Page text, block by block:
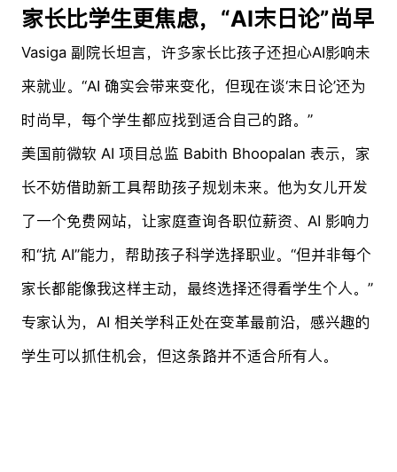
家长比学生更焦虑，“AI末日论”尚早
Vasiga 副院长坦言，许多家长比孩子还担心AI影响未
来就业。“AI 确实会带来变化，但现在谈‘末日论’还为
时尚早，每个学生都应找到适合自己的路。”
美国前微软 AI 项目总监 Babith Bhoopalan 表示，家
长不妨借助新工具帮助孩子规划未来。他为女儿开发
了一个免费网站，让家庭查询各职位薪资、AI 影响力
和“抗 AI”能力，帮助孩子科学选择职业。“但并非每个
家长都能像我这样主动，最终选择还得看学生个人。”
专家认为，AI 相关学科正处在变革最前沿，感兴趣的
学生可以抓住机会，但这条路并不适合所有人。